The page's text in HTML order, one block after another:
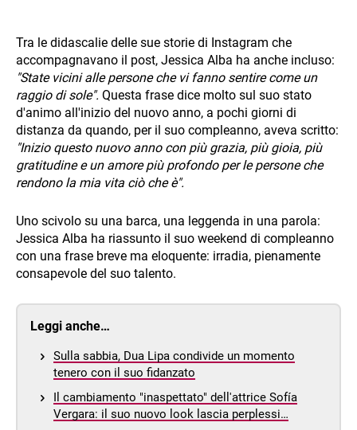
Tra le didascalie delle sue storie di Instagram che
accompagnavano il post, Jessica Alba ha anche incluso:
"State vicini alle persone che vi fanno sentire come un
raggio di sole". Questa frase dice molto sul suo stato
d'animo all'inizio del nuovo anno, a pochi giorni di
distanza da quando, per il suo compleanno, aveva scritto:
"Inizio questo nuovo anno con più grazia, più gioia, più
gratitudine e un amore più profondo per le persone che
rendono la mia vita ciò che è".
Uno scivolo su una barca, una leggenda in una parola:
Jessica Alba ha riassunto il suo weekend di compleanno
con una frase breve ma eloquente: irradia, pienamente
consapevole del suo talento.
Leggi anche…
Sulla sabbia, Dua Lipa condivide un momento
tenero con il suo fidanzato
Il cambiamento "inaspettato" dell'attrice Sofía
Vergara: il suo nuovo look lascia perplessi…